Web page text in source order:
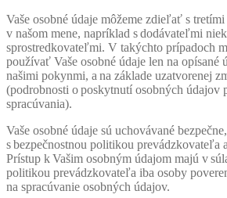
Vaše osobné údaje môžeme zdieľať s
v našom mene, napríklad s dodávateľmi
sprostredkovateľmi. V takýchto prípadoch
používať Vaše osobné údaje len na opísané
našimi pokynmi, a na základe uzatvorenej
(podrobnosti o poskytnutí osobných údajov
spracúvania).
Vaše osobné údaje sú uchovávané
s bezpečnostnou politikou prevádzkovateľa
Prístup k Vašim osobným údajom majú v
politikou prevádzkovateľa iba osoby
na spracúvanie osobných údajov.